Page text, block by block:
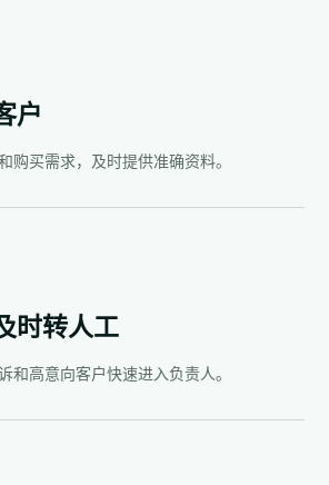
户
购买需求，及时提供准确资料。
时转人工
和高意向客户快速进入负责人。